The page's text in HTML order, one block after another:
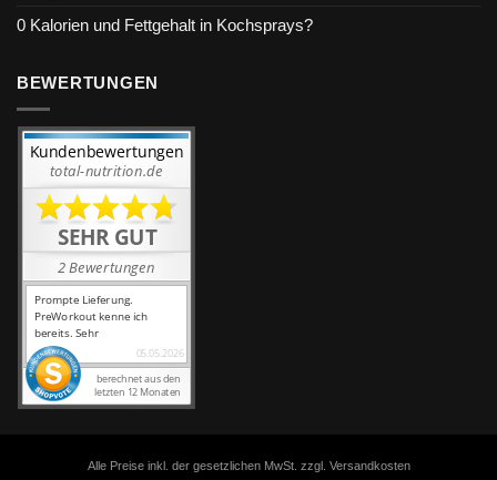
0 Kalorien und Fettgehalt in Kochsprays?
BEWERTUNGEN
Alle Preise inkl. der gesetzlichen MwSt. zzgl. Versandkosten